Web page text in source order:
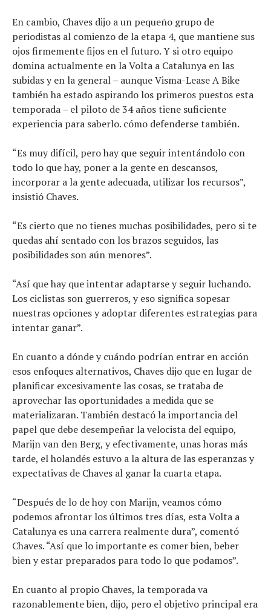
En cambio, Chaves dijo a un pequeño grupo de
periodistas al comienzo de la etapa 4, que mantiene sus
ojos firmemente fijos en el futuro. Y si otro equipo
domina actualmente en la Volta a Catalunya en las
subidas y en la general – aunque Visma-Lease A Bike
también ha estado aspirando los primeros puestos esta
temporada – el piloto de 34 años tiene suficiente
experiencia para saberlo. cómo defenderse también.
“Es muy difícil, pero hay que seguir intentándolo con
todo lo que hay, poner a la gente en descansos,
incorporar a la gente adecuada, utilizar los recursos”,
insistió Chaves.
“Es cierto que no tienes muchas posibilidades, pero si te
quedas ahí sentado con los brazos seguidos, las
posibilidades son aún menores”.
“Así que hay que intentar adaptarse y seguir luchando.
Los ciclistas son guerreros, y eso significa sopesar
nuestras opciones y adoptar diferentes estrategias para
intentar ganar”.
En cuanto a dónde y cuándo podrían entrar en acción
esos enfoques alternativos, Chaves dijo que en lugar de
planificar excesivamente las cosas, se trataba de
aprovechar las oportunidades a medida que se
materializaran. También destacó la importancia del
papel que debe desempeñar la velocista del equipo,
Marijn van den Berg, y efectivamente, unas horas más
tarde, el holandés estuvo a la altura de las esperanzas y
expectativas de Chaves al ganar la cuarta etapa.
“Después de lo de hoy con Marijn, veamos cómo
podemos afrontar los últimos tres días, esta Volta a
Catalunya es una carrera realmente dura”, comentó
Chaves. “Así que lo importante es comer bien, beber
bien y estar preparados para todo lo que podamos”.
En cuanto al propio Chaves, la temporada va
razonablemente bien, dijo, pero el objetivo principal era